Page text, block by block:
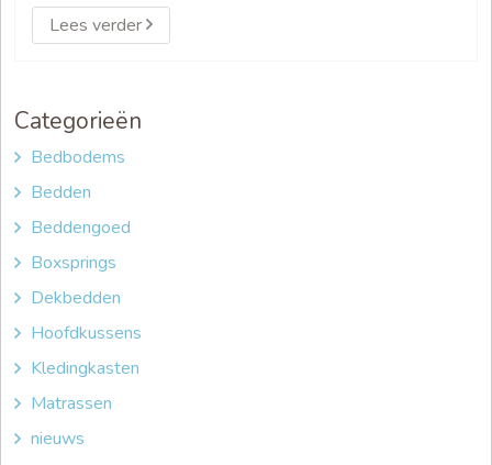
Categorieën
Bedbodems
Bedden
Beddengoed
Boxsprings
Dekbedden
Hoofdkussens
Kledingkasten
Matrassen
nieuws
Lees verder